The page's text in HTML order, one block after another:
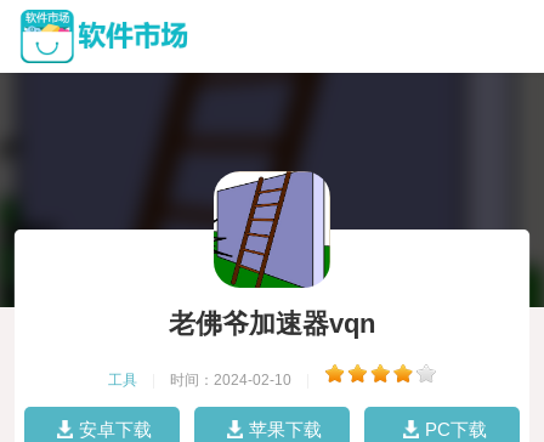
老佛爷加速器vqn
工具 时间：2024-02-10
安卓下载 苹果下载 PC下载